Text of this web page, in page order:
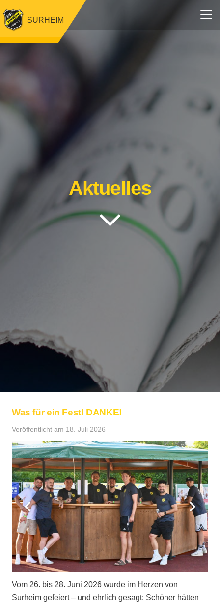
SURHEIM
Aktuelles
Was für ein Fest! DANKE!
Veröffentlicht am 18. Juli 2026
Vom 26. bis 28. Juni 2026 wurde im Herzen von
Surheim gefeiert – und ehrlich gesagt: Schöner hätten